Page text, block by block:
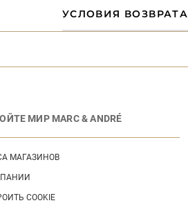
УСЛОВИЯ ВОЗВРАТА
МИР MARC & ANDRÉ
МАГАЗИНОВ
COOKIE